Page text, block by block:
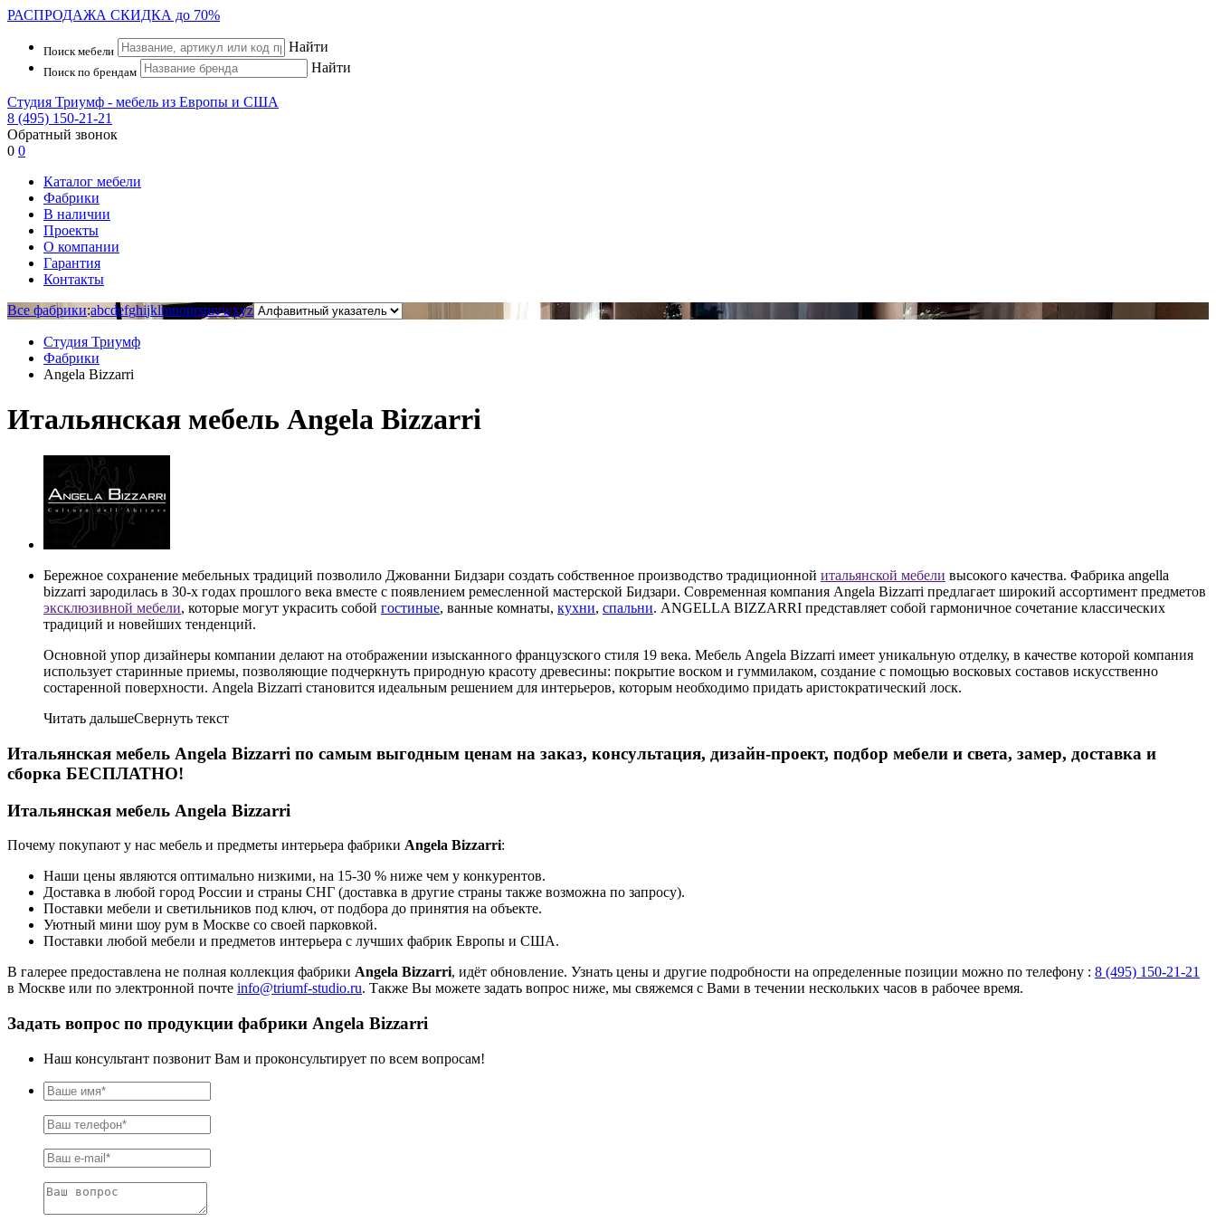
РАСПРОДАЖА СКИДКА до 70%
Поиск мебели Найти
Поиск по брендам Найти
Студия Триумф - мебель из Европы и США
8 (495) 150-21-21
Обратный звонок
0 0
Каталог мебели
Фабрики
В наличии
Проекты
О компании
Гарантия
Контакты
Все фабрики:abcdefghijklmnoprstuvwxyz
Студия Триумф
Фабрики
Angela Bizzarri
Итальянская мебель Angela Bizzarri
Бережное сохранение мебельных традиций позволило Джованни Бидзари создать собственное производство традиционной итальянской мебели высокого качества. Фабрика angella
bizzarri зародилась в 30-х годах прошлого века вместе с появлением ремесленной мастерской Бидзари. Современная компания Angela Bizzarri предлагает широкий ассортимент предметов
эксклюзивной мебели, которые могут украсить собой гостиные, ванные комнаты, кухни, спальни. ANGELLA BIZZARRI представляет собой гармоничное сочетание классических
традиций и новейших тенденций.
Основной упор дизайнеры компании делают на отображении изысканного французского стиля 19 века. Мебель Angela Bizzarri имеет уникальную отделку, в качестве которой компания
использует старинные приемы, позволяющие подчеркнуть природную красоту древесины: покрытие воском и гуммилаком, создание с помощью восковых составов искусственно
состаренной поверхности. Angela Bizzarri становится идеальным решением для интерьеров, которым необходимо придать аристократический лоск.
Читать дальшеСвернуть текст
Итальянская мебель Angela Bizzarri по самым выгодным ценам на заказ, консультация, дизайн-проект, подбор мебели и света, замер, доставка и
сборка БЕСПЛАТНО!
Итальянская мебель Angela Bizzarri
Почему покупают у нас мебель и предметы интерьера фабрики Angela Bizzarri:
Наши цены являются оптимально низкими, на 15-30 % ниже чем у конкурентов.
Доставка в любой город России и страны СНГ (доставка в другие страны также возможна по запросу).
Поставки мебели и светильников под ключ, от подбора до принятия на объекте.
Уютный мини шоу рум в Москве со своей парковкой.
Поставки любой мебели и предметов интерьера с лучших фабрик Европы и США.
В галерее предоставлена не полная коллекция фабрики Angela Bizzarri, идёт обновление. Узнать цены и другие подробности на определенные позиции можно по телефону : 8 (495) 150-21-21
в Москве или по электронной почте info@triumf-studio.ru. Также Вы можете задать вопрос ниже, мы свяжемся с Вами в течении нескольких часов в рабочее время.
Задать вопрос по продукции фабрики Angela Bizzarri
Наш консультант позвонит Вам и проконсультирует по всем вопросам!